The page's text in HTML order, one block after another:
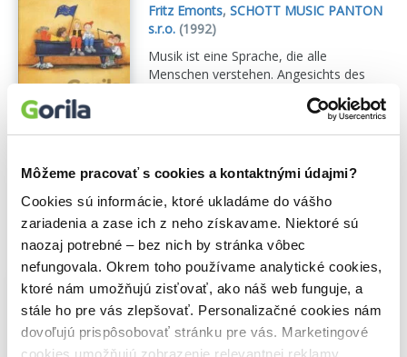
Môžeme pracovať s cookies a kontaktnými údajmi?
Cookies sú informácie, ktoré ukladáme do vášho
zariadenia a zase ich z neho získavame. Niektoré sú
naozaj potrebné – bez nich by stránka vôbec
nefungovala. Okrem toho používame analytické cookies,
ktoré nám umožňujú zisťovať, ako náš web funguje, a
stále ho pre vás zlepšovať. Personalizačné cookies nám
dovoľujú prispôsobovať stránku pre vás. Marketingové
cookies umožňujú zobrazenie relevantnej reklamy.
Fritz Emonts, SCHOTT MUSIC PANTON
s.r.o.(1992)
Musik ist eine Sprache, die alle
Menschen verstehen. Angesichts des
Gemeinschaft erscheint es mir wichtig,
anderer Länder kennenlernen. Fritz
Emonts.Zobraziť viac
🍎 Vypredané
Europäische Klavierschule Band 3
/The European Piano Method
Volume 3
Fritz Emonts ,SCHOTT MUSIC PANTON
s.r.o.(2012)